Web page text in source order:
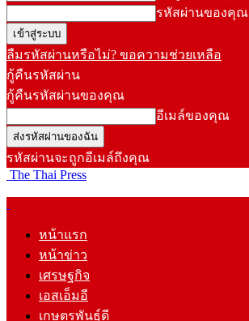
รหัสผ่านของคุณ
ลืมรหัสผ่านหรือไม่? ขอความช่วยเหลือ
กู้คืนรหัสผ่าน
กู้คืนรหัสผ่านของคุณ
อีเมล์ของคุณ
รหัสผ่านจะถูกอีเมล์ถึงคุณ
The Thai Press
หน้าแรก
หน้าข่าว
เศรษฐกิจ
เอสเอ็มอี
เกษตรพันธุ์ดี